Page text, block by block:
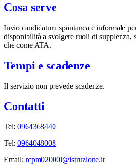
Cosa serve
Invio candidatura spontanea e informale
disponibilità a svolgere ruoli di supplenza,
che come ATA.
Tempi e scadenze
Il servizio non prevede scadenze.
Contatti
Tel: 0964368440
Tel: 0964048008
Email: rcpm02000l@istruzione.it